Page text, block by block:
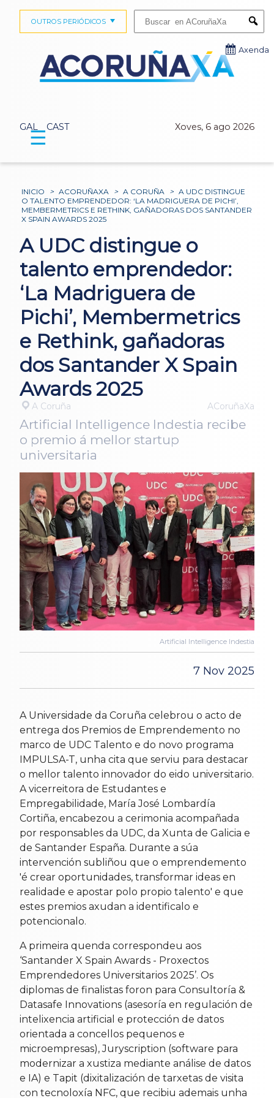
GAL CAST Xoves, 6 ago 2026
OUTROS PERIÓDICOS
Axenda
☰
INICIO > ACORUÑAXA > A CORUÑA > A UDC DISTINGUE
O TALENTO EMPRENDEDOR: ‘LA MADRIGUERA DE PICHI’,
MEMBERMETRICS E RETHINK, GAÑADORAS DOS SANTANDER
X SPAIN AWARDS 2025
A UDC distingue o
talento emprendedor:
‘La Madriguera de
Pichi’, Membermetrics
e Rethink, gañadoras
dos Santander X Spain
Awards 2025
A Coruña ACoruñaXa
Artificial Intelligence Indestia recibe
o premio á mellor startup
universitaria
Artificial Intelligence Indestia
7 Nov 2025
A Universidade da Coruña celebrou o acto de
entrega dos Premios de Emprendemento no
marco de UDC Talento e do novo programa
IMPULSA-T, unha cita que serviu para destacar
o mellor talento innovador do eido universitario.
A vicerreitora de Estudantes e
Empregabilidade, María José Lombardía
Cortiña, encabezou a cerimonia acompañada
por responsables da UDC, da Xunta de Galicia e
de Santander España. Durante a súa
intervención subliñou que o emprendemento
'é crear oportunidades, transformar ideas en
realidade e apostar polo propio talento' e que
estes premios axudan a identificalo e
potencionalo.
A primeira quenda correspondeu aos
‘Santander X Spain Awards - Proxectos
Emprendedores Universitarios 2025’. Os
diplomas de finalistas foron para Consultoría &
Datasafe Innovations (asesoría en regulación de
intelixencia artificial e protección de datos
orientada a concellos pequenos e
microempresas), Juryscription (software para
modernizar a xustiza mediante análise de datos
e IA) e Tapit (dixitalización de tarxetas de visita
con tecnoloxía NFC, que recibiu ademais unha